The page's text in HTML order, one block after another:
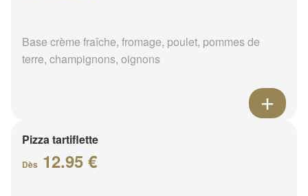
Base crème fraîche, fromage, poulet, pommes de
terre, champignons, oignons
Pizza tartiflette
Dès 12.95 €